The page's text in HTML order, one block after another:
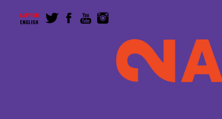
LATVISKI
ENGLISH